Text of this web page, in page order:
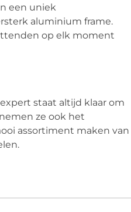
een uniek
aluminium frame.
op elk moment
staat altijd klaar om
ze ook het
assortiment maken van